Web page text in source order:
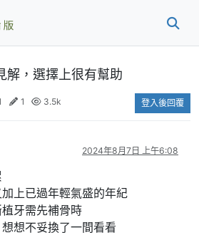
解，選擇上很有幫助
1 3.5k 登入後回覆
2024年8月7日 上午6:08
上已過年輕氣盛的年紀
牙需先補骨時
想不妥換了一間看看